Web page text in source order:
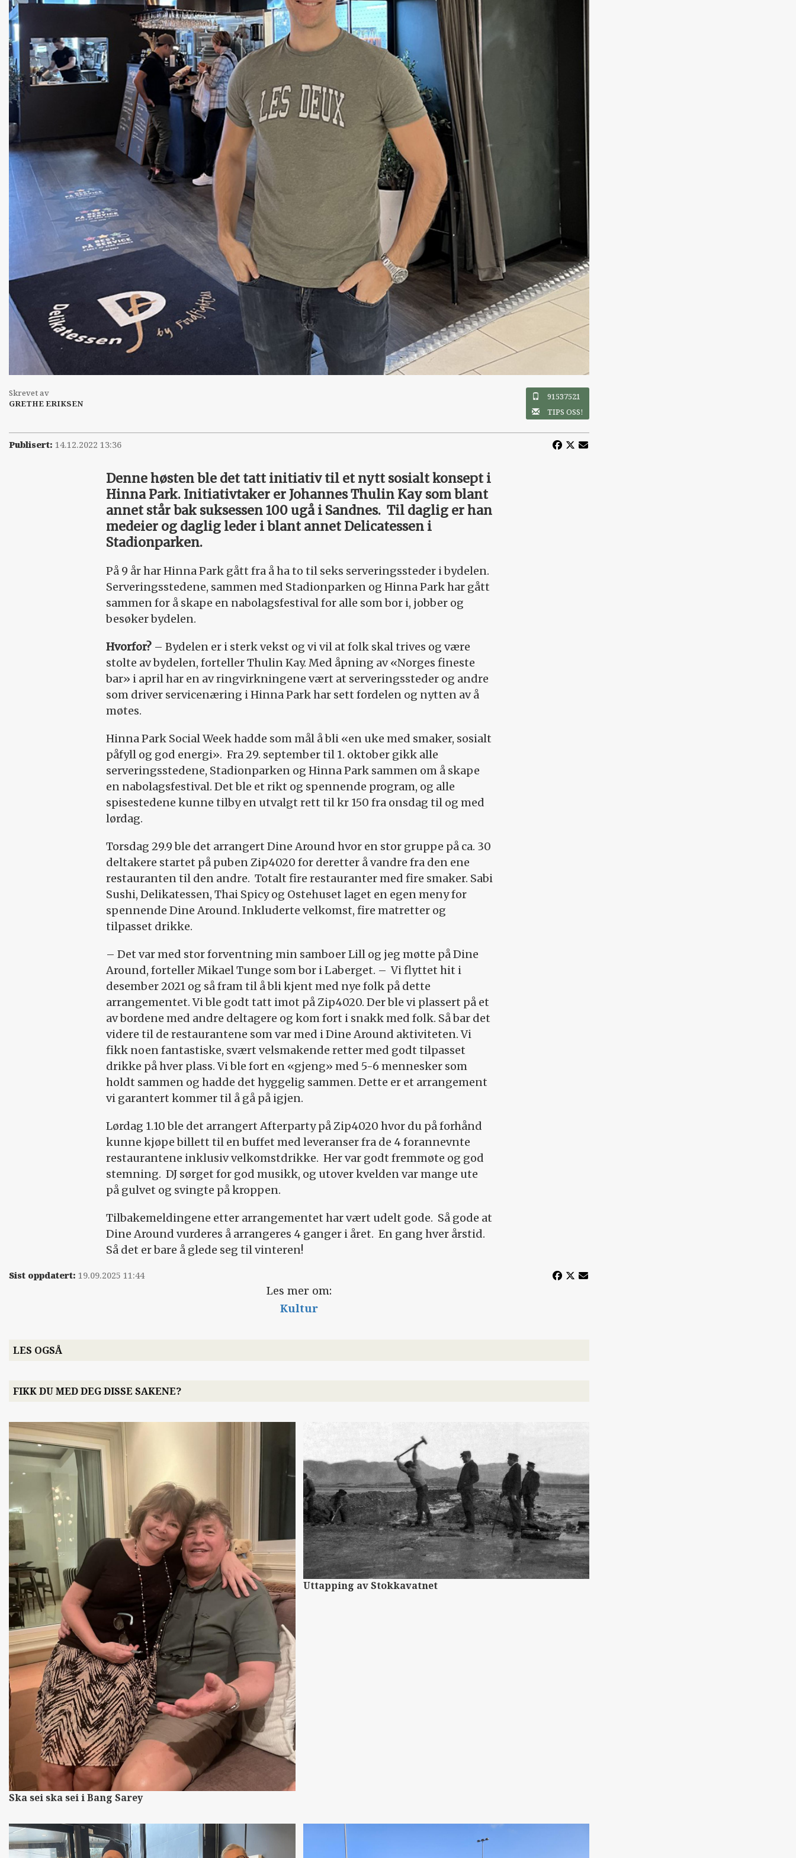
Skrevet av
GRETHE ERIKSEN
91537521
TIPS OSS!
Publisert: 14.12.2022 13:36
Denne høsten ble det tatt initiativ til et nytt sosialt konsept i
Hinna Park. Initiativtaker er Johannes Thulin Kay som blant
annet står bak suksessen 100 ugå i Sandnes. Til daglig er han
medeier og daglig leder i blant annet Delicatessen i
Stadionparken.
På 9 år har Hinna Park gått fra å ha to til seks serveringssteder i bydelen.
Serveringsstedene, sammen med Stadionparken og Hinna Park har gått
sammen for å skape en nabolagsfestival for alle som bor i, jobber og
besøker bydelen.
Hvorfor? – Bydelen er i sterk vekst og vi vil at folk skal trives og være
stolte av bydelen, forteller Thulin Kay. Med åpning av «Norges fineste
bar» i april har en av ringvirkningene vært at serveringssteder og andre
som driver servicenæring i Hinna Park har sett fordelen og nytten av å
møtes.
Hinna Park Social Week hadde som mål å bli «en uke med smaker, sosialt
påfyll og god energi». Fra 29. september til 1. oktober gikk alle
serveringsstedene, Stadionparken og Hinna Park sammen om å skape
en nabolagsfestival. Det ble et rikt og spennende program, og alle
spisestedene kunne tilby en utvalgt rett til kr 150 fra onsdag til og med
lørdag.
Torsdag 29.9 ble det arrangert Dine Around hvor en stor gruppe på ca. 30
deltakere startet på puben Zip4020 for deretter å vandre fra den ene
restauranten til den andre. Totalt fire restauranter med fire smaker. Sabi
Sushi, Delikatessen, Thai Spicy og Ostehuset laget en egen meny for
spennende Dine Around. Inkluderte velkomst, fire matretter og
tilpasset drikke.
– Det var med stor forventning min samboer Lill og jeg møtte på Dine
Around, forteller Mikael Tunge som bor i Laberget. – Vi flyttet hit i
desember 2021 og så fram til å bli kjent med nye folk på dette
arrangementet. Vi ble godt tatt imot på Zip4020. Der ble vi plassert på et
av bordene med andre deltagere og kom fort i snakk med folk. Så bar det
videre til de restaurantene som var med i Dine Around aktiviteten. Vi
fikk noen fantastiske, svært velsmakende retter med godt tilpasset
drikke på hver plass. Vi ble fort en «gjeng» med 5-6 mennesker som
holdt sammen og hadde det hyggelig sammen. Dette er et arrangement
vi garantert kommer til å gå på igjen.
Lørdag 1.10 ble det arrangert Afterparty på Zip4020 hvor du på forhånd
kunne kjøpe billett til en buffet med leveranser fra de 4 forannevnte
restaurantene inklusiv velkomstdrikke. Her var godt fremmøte og god
stemning. DJ sørget for god musikk, og utover kvelden var mange ute
på gulvet og svingte på kroppen.
Tilbakemeldingene etter arrangementet har vært udelt gode. Så gode at
Dine Around vurderes å arrangeres 4 ganger i året. En gang hver årstid.
Så det er bare å glede seg til vinteren!
Sist oppdatert: 19.09.2025 11:44
Les mer om:
Kultur
LES OGSÅ
FIKK DU MED DEG DISSE SAKENE?
Ska sei ska sei i Bang Sarey
Uttapping av Stokkavatnet